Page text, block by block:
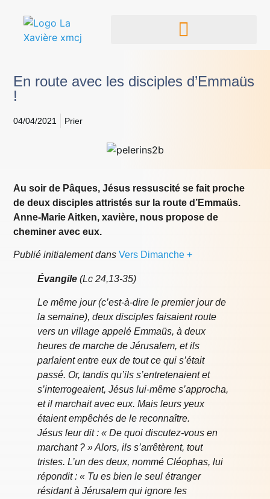
En route avec les disciples d’Emmaüs
!
04/04/2021 Prier
Au soir de Pâques, Jésus ressuscité se fait proche
de deux disciples attristés sur la route d’Emmaüs.
Anne-Marie Aitken, xavière, nous propose de
cheminer avec eux.
Publié initialement dans Vers Dimanche +
Évangile (Lc 24,13-35)
Le même jour (c’est-à-dire le premier jour de
la semaine), deux disciples faisaient route
vers un village appelé Emmaüs, à deux
heures de marche de Jérusalem, et ils
parlaient entre eux de tout ce qui s’était
passé. Or, tandis qu’ils s’entretenaient et
s’interrogeaient, Jésus lui-même s’approcha,
et il marchait avec eux. Mais leurs yeux
étaient empêchés de le reconnaître.
Jésus leur dit : « De quoi discutez-vous en
marchant ? » Alors, ils s’arrêtèrent, tout
tristes. L’un des deux, nommé Cléophas, lui
répondit : « Tu es bien le seul étranger
résidant à Jérusalem qui ignore les